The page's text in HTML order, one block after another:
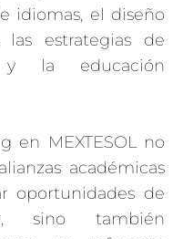
idiomas, el diseño
las estrategias de
y la educación
en MEXTESOL no
académicas
oportunidades de
sino también